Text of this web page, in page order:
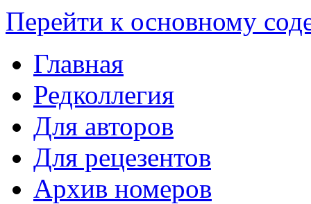
Перейти к основному
Главная
Редколлегия
Для авторов
Для рецезентов
Архив номеров